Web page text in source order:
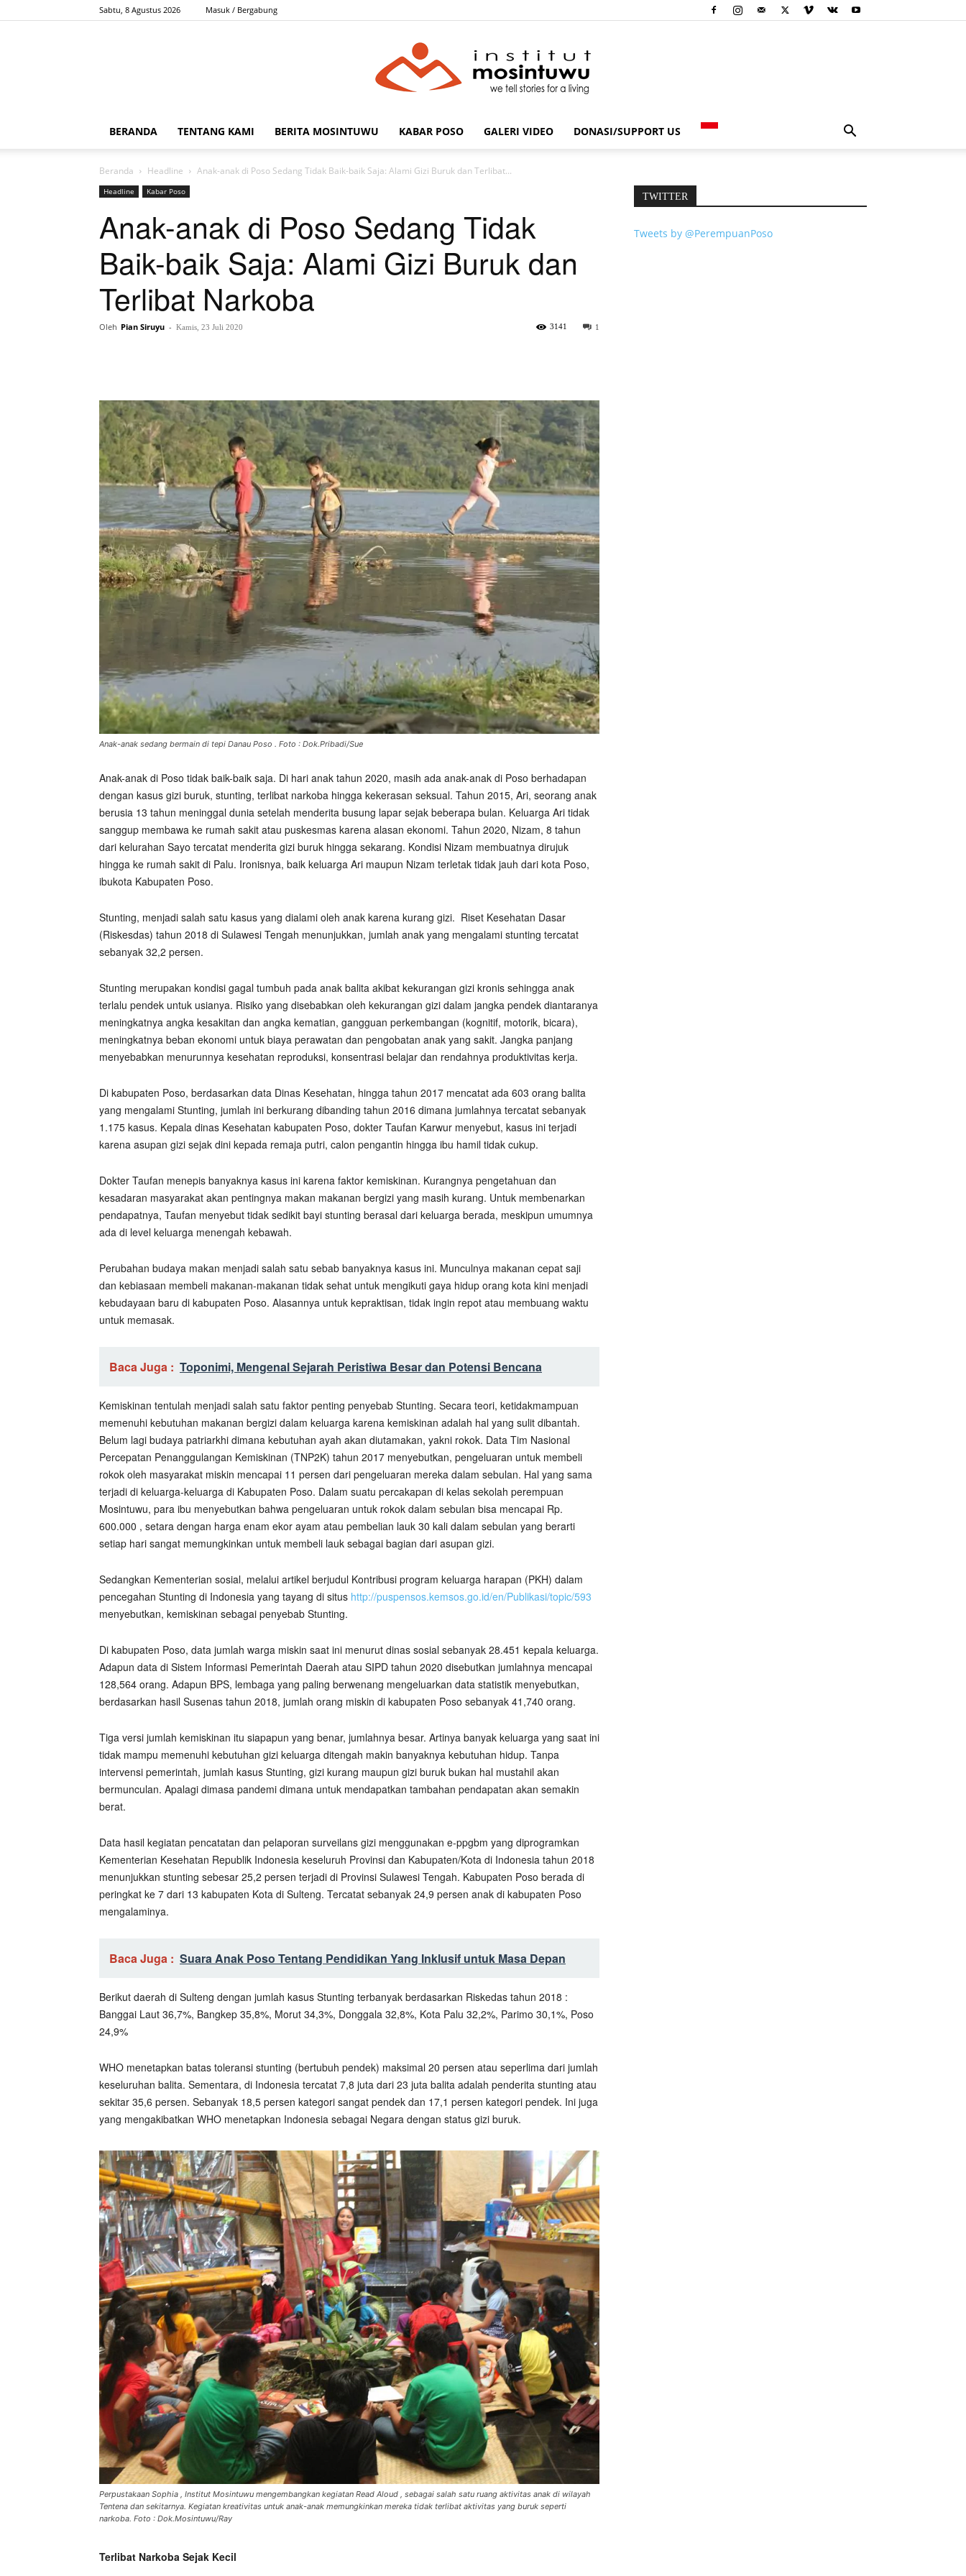
Sabtu, 8 Agustus 2026 Masuk / Bergabung
BERANDA TENTANG KAMI BERITA MOSINTUWU KABAR POSO GALERI VIDEO DONASI/SUPPORT US
Beranda Headline Anak-anak di Poso Sedang Tidak Baik-baik Saja: Alami Gizi Buruk dan Terlibat...
Headline Kabar Poso
Anak-anak di Poso Sedang Tidak
Baik-baik Saja: Alami Gizi Buruk dan
Terlibat Narkoba
Oleh Pian Siruyu - Kamis, 23 Juli 2020 1
3141
Anak-anak sedang bermain di tepi Danau Poso . Foto : Dok.Pribadi/Sue
Anak-anak di Poso tidak baik-baik saja. Di hari anak tahun 2020, masih ada anak-anak di Poso berhadapan
dengan kasus gizi buruk, stunting, terlibat narkoba hingga kekerasan seksual. Tahun 2015, Ari, seorang anak
berusia 13 tahun meninggal dunia setelah menderita busung lapar sejak beberapa bulan. Keluarga Ari tidak
sanggup membawa ke rumah sakit atau puskesmas karena alasan ekonomi. Tahun 2020, Nizam, 8 tahun
dari kelurahan Sayo tercatat menderita gizi buruk hingga sekarang. Kondisi Nizam membuatnya dirujuk
hingga ke rumah sakit di Palu. Ironisnya, baik keluarga Ari maupun Nizam terletak tidak jauh dari kota Poso,
ibukota Kabupaten Poso.
Stunting, menjadi salah satu kasus yang dialami oleh anak karena kurang gizi. Riset Kesehatan Dasar
(Riskesdas) tahun 2018 di Sulawesi Tengah menunjukkan, jumlah anak yang mengalami stunting tercatat
sebanyak 32,2 persen.
Stunting merupakan kondisi gagal tumbuh pada anak balita akibat kekurangan gizi kronis sehingga anak
terlalu pendek untuk usianya. Risiko yang disebabkan oleh kekurangan gizi dalam jangka pendek diantaranya
meningkatnya angka kesakitan dan angka kematian, gangguan perkembangan (kognitif, motorik, bicara),
meningkatnya beban ekonomi untuk biaya perawatan dan pengobatan anak yang sakit. Jangka panjang
menyebabkan menurunnya kesehatan reproduksi, konsentrasi belajar dan rendahnya produktivitas kerja.
Di kabupaten Poso, berdasarkan data Dinas Kesehatan, hingga tahun 2017 mencatat ada 603 orang balita
yang mengalami Stunting, jumlah ini berkurang dibanding tahun 2016 dimana jumlahnya tercatat sebanyak
1.175 kasus. Kepala dinas Kesehatan kabupaten Poso, dokter Taufan Karwur menyebut, kasus ini terjadi
karena asupan gizi sejak dini kepada remaja putri, calon pengantin hingga ibu hamil tidak cukup.
Dokter Taufan menepis banyaknya kasus ini karena faktor kemiskinan. Kurangnya pengetahuan dan
kesadaran masyarakat akan pentingnya makan makanan bergizi yang masih kurang. Untuk membenarkan
pendapatnya, Taufan menyebut tidak sedikit bayi stunting berasal dari keluarga berada, meskipun umumnya
ada di level keluarga menengah kebawah.
Perubahan budaya makan menjadi salah satu sebab banyaknya kasus ini. Munculnya makanan cepat saji
dan kebiasaan membeli makanan-makanan tidak sehat untuk mengikuti gaya hidup orang kota kini menjadi
kebudayaan baru di kabupaten Poso. Alasannya untuk kepraktisan, tidak ingin repot atau membuang waktu
untuk memasak.
Baca Juga : Toponimi, Mengenal Sejarah Peristiwa Besar dan Potensi Bencana
Kemiskinan tentulah menjadi salah satu faktor penting penyebab Stunting. Secara teori, ketidakmampuan
memenuhi kebutuhan makanan bergizi dalam keluarga karena kemiskinan adalah hal yang sulit dibantah.
Belum lagi budaya patriarkhi dimana kebutuhan ayah akan diutamakan, yakni rokok. Data Tim Nasional
Percepatan Penanggulangan Kemiskinan (TNP2K) tahun 2017 menyebutkan, pengeluaran untuk membeli
rokok oleh masyarakat miskin mencapai 11 persen dari pengeluaran mereka dalam sebulan. Hal yang sama
terjadi di keluarga-keluarga di Kabupaten Poso. Dalam suatu percakapan di kelas sekolah perempuan
Mosintuwu, para ibu menyebutkan bahwa pengeluaran untuk rokok dalam sebulan bisa mencapai Rp.
600.000 , setara dengan harga enam ekor ayam atau pembelian lauk 30 kali dalam sebulan yang berarti
setiap hari sangat memungkinkan untuk membeli lauk sebagai bagian dari asupan gizi.
Sedangkan Kementerian sosial, melalui artikel berjudul Kontribusi program keluarga harapan (PKH) dalam
pencegahan Stunting di Indonesia yang tayang di situs http://puspensos.kemsos.go.id/en/Publikasi/topic/593
menyebutkan, kemiskinan sebagai penyebab Stunting.
Di kabupaten Poso, data jumlah warga miskin saat ini menurut dinas sosial sebanyak 28.451 kepala keluarga.
Adapun data di Sistem Informasi Pemerintah Daerah atau SIPD tahun 2020 disebutkan jumlahnya mencapai
128,564 orang. Adapun BPS, lembaga yang paling berwenang mengeluarkan data statistik menyebutkan,
berdasarkan hasil Susenas tahun 2018, jumlah orang miskin di kabupaten Poso sebanyak 41,740 orang.
Tiga versi jumlah kemiskinan itu siapapun yang benar, jumlahnya besar. Artinya banyak keluarga yang saat ini
tidak mampu memenuhi kebutuhan gizi keluarga ditengah makin banyaknya kebutuhan hidup. Tanpa
intervensi pemerintah, jumlah kasus Stunting, gizi kurang maupun gizi buruk bukan hal mustahil akan
bermunculan. Apalagi dimasa pandemi dimana untuk mendapatkan tambahan pendapatan akan semakin
berat.
Data hasil kegiatan pencatatan dan pelaporan surveilans gizi menggunakan e-ppgbm yang diprogramkan
Kementerian Kesehatan Republik Indonesia keseluruh Provinsi dan Kabupaten/Kota di Indonesia tahun 2018
menunjukkan stunting sebesar 25,2 persen terjadi di Provinsi Sulawesi Tengah. Kabupaten Poso berada di
peringkat ke 7 dari 13 kabupaten Kota di Sulteng. Tercatat sebanyak 24,9 persen anak di kabupaten Poso
mengalaminya.
Baca Juga : Suara Anak Poso Tentang Pendidikan Yang Inklusif untuk Masa Depan
Berikut daerah di Sulteng dengan jumlah kasus Stunting terbanyak berdasarkan Riskedas tahun 2018 :
Banggai Laut 36,7%, Bangkep 35,8%, Morut 34,3%, Donggala 32,8%, Kota Palu 32,2%, Parimo 30,1%, Poso
24,9%
WHO menetapkan batas toleransi stunting (bertubuh pendek) maksimal 20 persen atau seperlima dari jumlah
keseluruhan balita. Sementara, di Indonesia tercatat 7,8 juta dari 23 juta balita adalah penderita stunting atau
sekitar 35,6 persen. Sebanyak 18,5 persen kategori sangat pendek dan 17,1 persen kategori pendek. Ini juga
yang mengakibatkan WHO menetapkan Indonesia sebagai Negara dengan status gizi buruk.
Perpustakaan Sophia , Institut Mosintuwu mengembangkan kegiatan Read Aloud , sebagai salah satu ruang aktivitas anak di wilayah
Tentena dan sekitarnya. Kegiatan kreativitas untuk anak-anak memungkinkan mereka tidak terlibat aktivitas yang buruk seperti
narkoba. Foto : Dok.Mosintuwu/Ray
Terlibat Narkoba Sejak Kecil
TWITTER
Tweets by @PerempuanPoso